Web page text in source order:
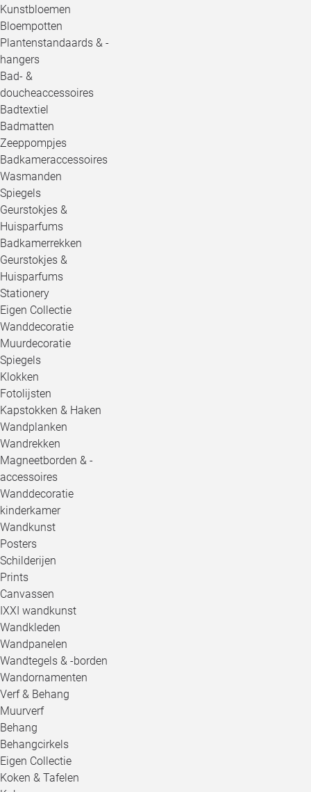
Kunstbloemen
Bloempotten
Plantenstandaards & -
hangers
Bad- &
doucheaccessoires
Badtextiel
Badmatten
Zeeppompjes
Badkameraccessoires
Wasmanden
Spiegels
Geurstokjes &
Huisparfums
Badkamerrekken
Geurstokjes &
Huisparfums
Stationery
Eigen Collectie
Wanddecoratie
Muurdecoratie
Spiegels
Klokken
Fotolijsten
Kapstokken & Haken
Wandplanken
Wandrekken
Magneetborden & -
accessoires
Wanddecoratie
kinderkamer
Wandkunst
Posters
Schilderijen
Prints
Canvassen
IXXI wandkunst
Wandkleden
Wandpanelen
Wandtegels & -borden
Wandornamenten
Verf & Behang
Muurverf
Behang
Behangcirkels
Eigen Collectie
Koken & Tafelen